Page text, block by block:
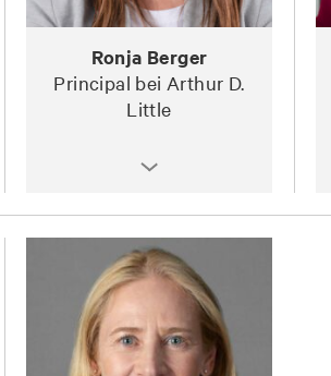
Ronja Berger
Principal bei Arthur D.
Little